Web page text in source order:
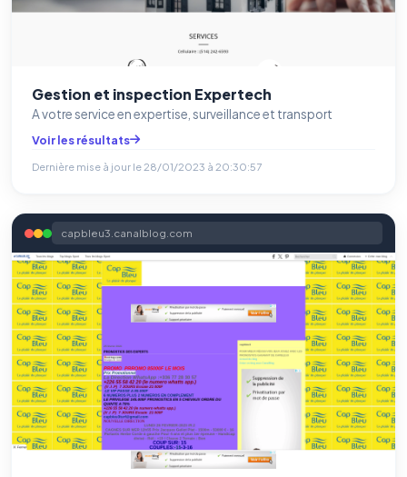
Gestion et inspection Expertech
A votre service en expertise, surveillance et transport
Voir les résultats
Dernière mise à jour le 28/01/2023 à 20:30:57
capbleu3.canalblog.com